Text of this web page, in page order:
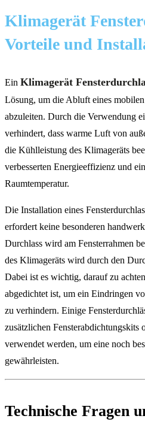
Klimagerät
Vorteile und
Ein Klimagerät
Lösung, um die Abluft eines
abzuleiten. Durch die Verwendung
verhindert, dass warme Luft von
die Kühlleistung des Klimageräts
verbesserten Energieeffizienz und
Raumtemperatur.
Die Installation eines
erfordert keine besonderen
Durchlass wird am Fensterrahmen
des Klimageräts wird durch den
Dabei ist es wichtig, darauf zu
abgedichtet ist, um ein Eindringen
zu verhindern. Einige
zusätzlichen Fensterabdichtungskits
verwendet werden, um eine noch
gewährleisten.
Technische Fragen